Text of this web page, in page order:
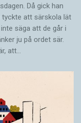
Då gick han
tyckte att särskola lät
säga att de går i
ju på ordet sär.
att…